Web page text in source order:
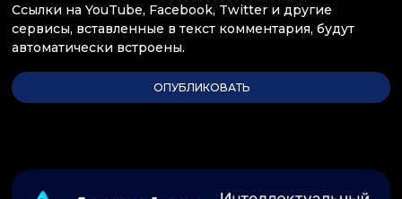
Ссылки на YouTube, Facebook, Twitter и другие
сервисы, вставленные в текст комментария, будут
автоматически встроены.